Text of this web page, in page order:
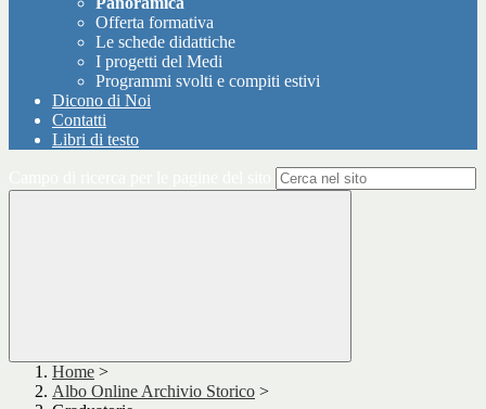
Offerta formativa
Le schede didattiche
I progetti del Medi
Programmi svolti e compiti estivi
Dicono di Noi
Contatti
Libri di testo
Home >
Albo Online Archivio Storico >